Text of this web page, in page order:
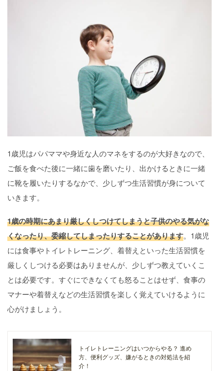
1歳児はパパママや身近な人のマネをするのが大好きなので、
ご飯を食べた後に一緒に歯を磨いたり、出かけるときに一緒
に靴を履いたりするなかで、少しずつ生活習慣が身について
いきます。
1歳の時期にあまり厳しくしつけてしまうと子供のやる気がな
くなったり、委縮してしまったりすることがあります。1歳児
には食事やトイレトレーニング、着替えといった生活習慣を
厳しくしつける必要はありませんが、少しずつ教えていくこ
とは必要です。すぐにできなくても怒ることはせず、食事の
マナーや着替えなどの生活習慣を楽しく覚えていけるように
心がけましょう。
トイレトレーニングはいつからやる？ 進め
方、便利グッズ、嫌がるときの対処法を紹
介！